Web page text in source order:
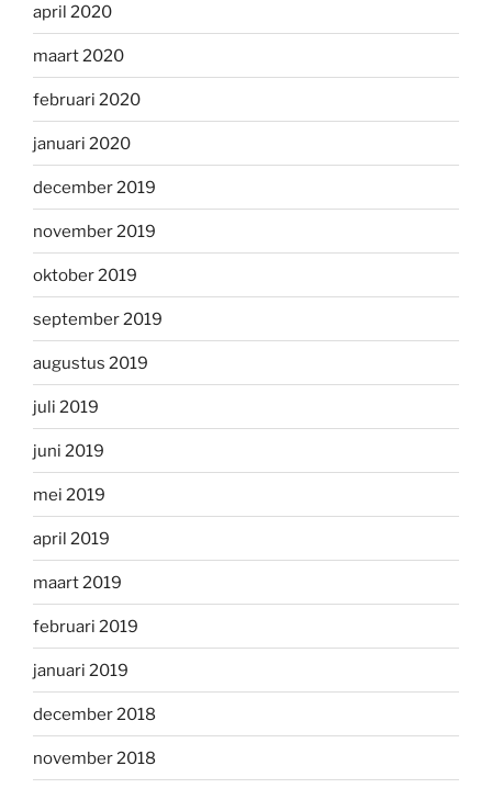
april 2020
maart 2020
februari 2020
januari 2020
december 2019
november 2019
oktober 2019
september 2019
augustus 2019
juli 2019
juni 2019
mei 2019
april 2019
maart 2019
februari 2019
januari 2019
december 2018
november 2018